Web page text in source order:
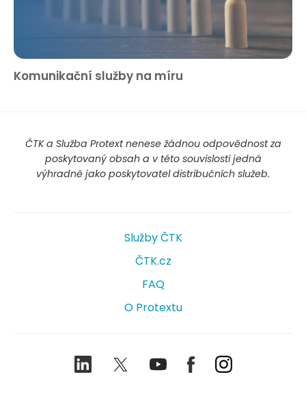
Komunikační služby na míru
ČTK a Služba Protext nenese žádnou odpovědnost za
poskytovaný obsah a v této souvislosti jedná
výhradně jako poskytovatel distribučních služeb.
Služby ČTK
ČTK.cz
FAQ
O Protextu
LinkedIn TwitterYoutubeFacebookInstagram